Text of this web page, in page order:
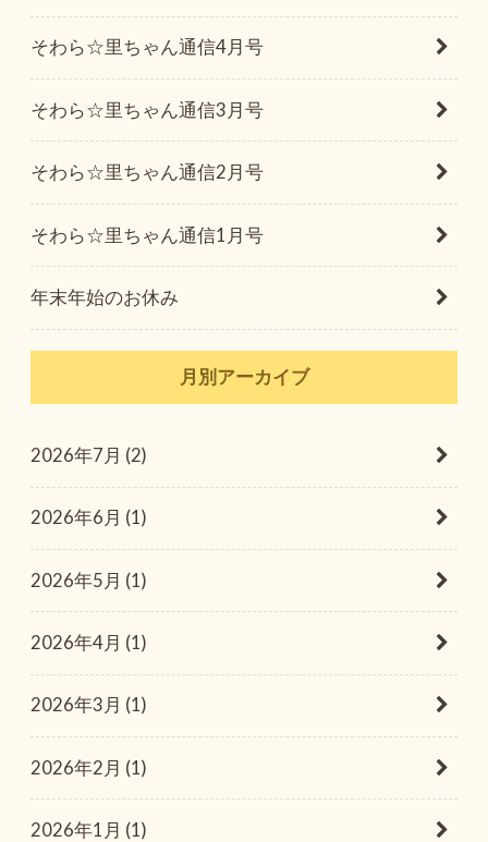
そわら☆里ちゃん通信4月号
そわら☆里ちゃん通信3月号
そわら☆里ちゃん通信2月号
そわら☆里ちゃん通信1月号
年末年始のお休み
月別アーカイブ
2026年7月 (2)
2026年6月 (1)
2026年5月 (1)
2026年4月 (1)
2026年3月 (1)
2026年2月 (1)
2026年1月 (1)